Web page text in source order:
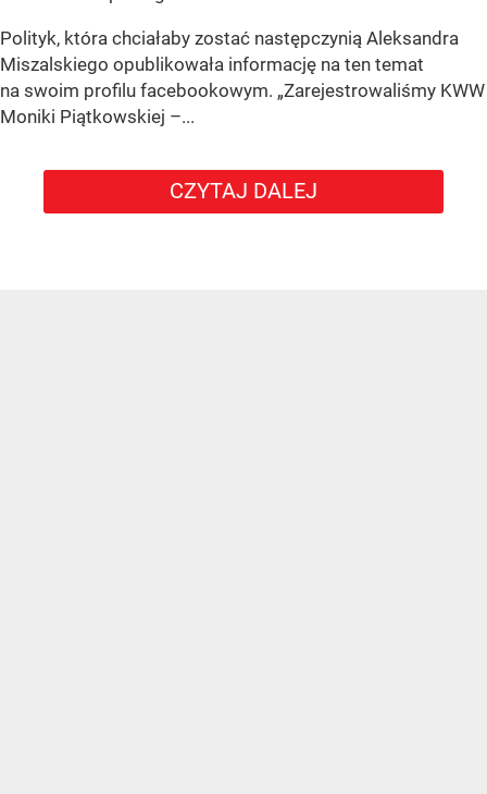
Polityk, która chciałaby zostać następczynią Aleksandra
Miszalskiego opublikowała informację na ten temat
na swoim profilu facebookowym. „Zarejestrowaliśmy KWW
Moniki Piątkowskiej –...
CZYTAJ DALEJ